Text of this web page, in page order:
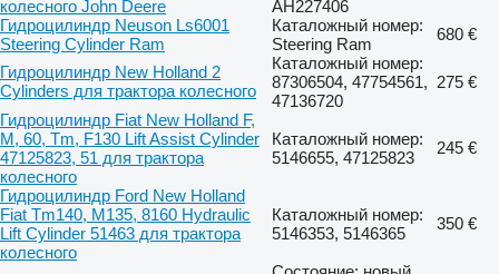
колесного John Deere
AH227406
Гидроцилиндр Neuson Ls6001
Steering Cylinder Ram
Каталожный номер:
Steering Ram
680 €
Гидроцилиндр New Holland 2
Cylinders для трактора колесного
Каталожный номер:
87306504, 47754561,
47136720
275 €
Гидроцилиндр Fiat New Holland F,
M, 60, Tm, F130 Lift Assist Cylinder
47125823, 51 для трактора
колесного
Каталожный номер:
5146655, 47125823
245 €
Гидроцилиндр Ford New Holland
Fiat Tm140, M135, 8160 Hydraulic
Lift Cylinder 51463 для трактора
колесного
Каталожный номер:
5146353, 5146365
350 €